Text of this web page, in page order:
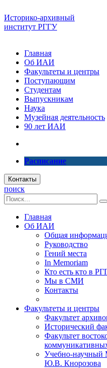
Историко-архивный
институт РГГУ
Главная
Об ИАИ
Факультеты и центры
Поступающим
Студентам
Выпускникам
Наука
Музейная деятельность
90 лет ИАИ
Расписание
Контакты
поиск
Главная
Об ИАИ
Общая
Руководство
Гений места
In Memoriam
Кто есть кто в
Мы в СМИ
Контакты
Факультеты и центры
Факультет
Исторический
Факультет
Учебно-научный
Ю.В. Кнорозова